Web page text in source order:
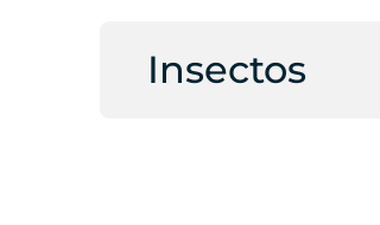
Insectos